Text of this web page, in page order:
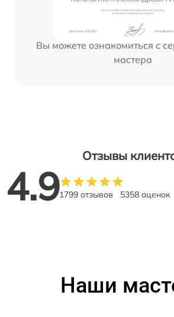
Вы можете ознакомиться с
мастера
Отзывы
4.91799 отзывов 5358 оценок
Наши